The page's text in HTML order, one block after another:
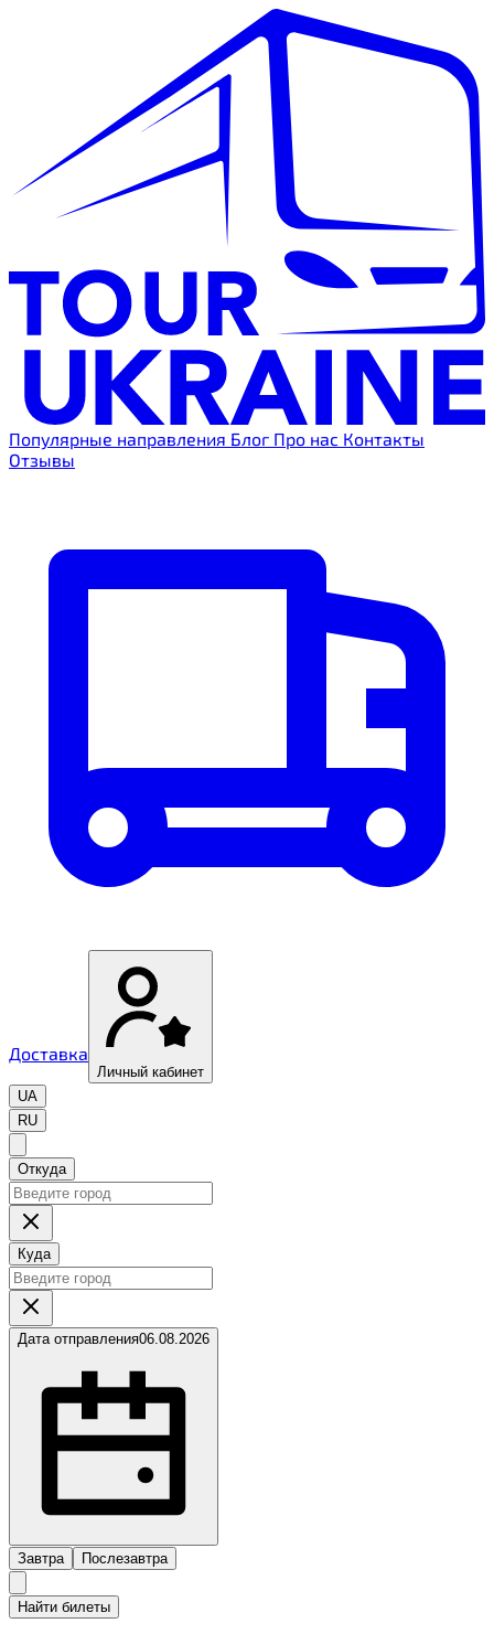
Популярные направления Блог Про нас Контакты
Отзывы
Доставка
Личный кабинет
UA
RU
Откуда
Куда
Дата отправления06.08.2026
Завтра Послезавтра
Найти билеты